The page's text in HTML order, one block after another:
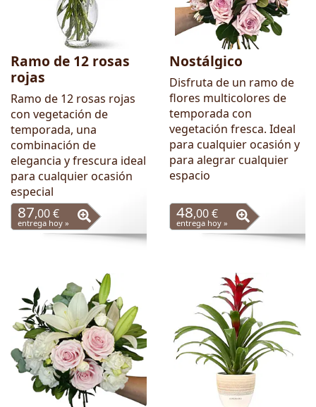
Ramo de 12 rosas
rojas
Ramo de 12 rosas rojas
con vegetación de
temporada, una
combinación de
elegancia y frescura ideal
para cualquier ocasión
especial
87,00 €
entrega hoy »
Nostálgico
Disfruta de un ramo de
flores multicolores de
temporada con
vegetación fresca. Ideal
para cualquier ocasión y
para alegrar cualquier
espacio
48,00 €
entrega hoy »